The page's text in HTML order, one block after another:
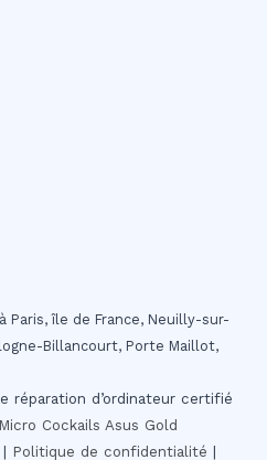
Paris, île de France, Neuilly-sur-
Billancourt, Porte Maillot,
réparation d’ordinateur certifié
Micro Cockails Asus Gold
Politique de confidentialité